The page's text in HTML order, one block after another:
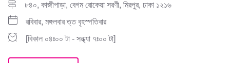
৮৪০, কাজীপাড়া, বেগম রোকেয়া সরণী, মিরপুর, ঢাকা ১২১৬
রবিবার, মঙ্গলবার ত্ত বৃহস্পতিবার
[বিকাল ০৪ঃ০০ টা - সন্ধ্যা ৭ঃ০০ টা]